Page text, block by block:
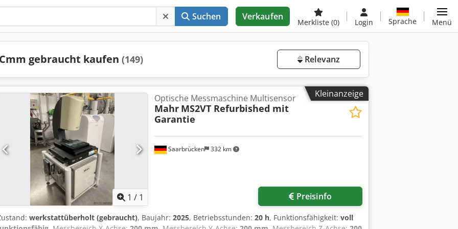
Suchen Verkaufen
Merkliste (0) Login Sprache Menü
Cmm gebraucht kaufen (149) Relevanz
Kleinanzeige
1 / 1
Saarbrücken 332 km
Optische Messmaschine Multisensor
Mahr MS2VT Refurbished mit
Garantie
Preisinfo
werkstattüberholt (gebraucht), Baujahr: 2025, Betriebsstunden: 20 h, Funktionsfähigkeit: voll